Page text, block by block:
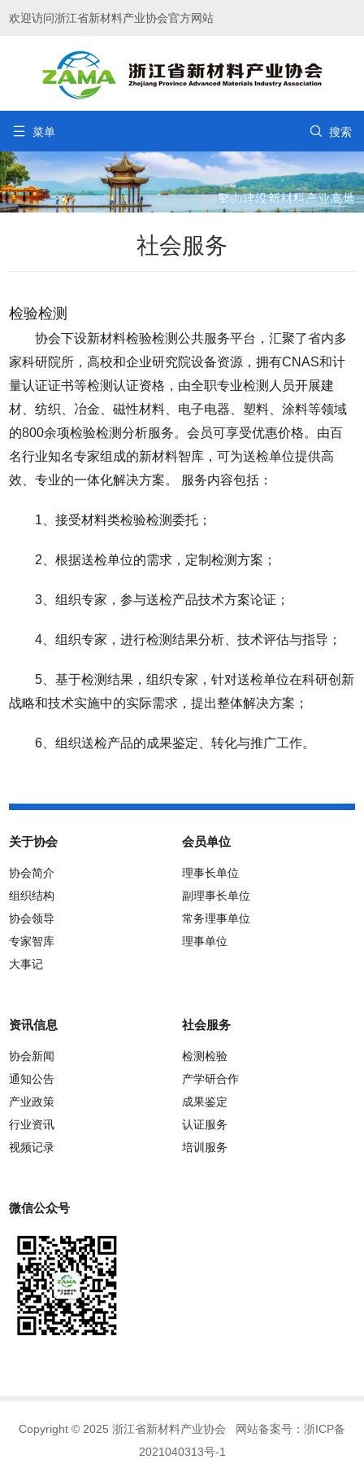
欢迎访问浙江省新材料产业协会官方网站
 菜单  搜索
社会服务
检验检测
协会下设新材料检验检测公共服务平台，汇聚了省内多
家科研院所，高校和企业研究院设备资源，拥有CNAS和计
量认证证书等检测认证资格，由全职专业检测人员开展建
材、纺织、冶金、磁性材料、电子电器、塑料、涂料等领域
的800余项检验检测分析服务。会员可享受优惠价格。由百
名行业知名专家组成的新材料智库，可为送检单位提供高
效、专业的一体化解决方案。 服务内容包括：
1、接受材料类检验检测委托；
2、根据送检单位的需求，定制检测方案；
3、组织专家，参与送检产品技术方案论证；
4、组织专家，进行检测结果分析、技术评估与指导；
5、基于检测结果，组织专家，针对送检单位在科研创新
战略和技术实施中的实际需求，提出整体解决方案；
6、组织送检产品的成果鉴定、转化与推广工作。
关于协会
协会简介
组织结构
协会领导
专家智库
大事记
会员单位
理事长单位
副理事长单位
常务理事单位
理事单位
资讯信息
协会新闻
通知公告
产业政策
行业资讯
视频记录
社会服务
检测检验
产学研合作
成果鉴定
认证服务
培训服务
微信公众号
Copyright © 2025 浙江省新材料产业协会 网站备案号： 浙ICP备
2021040313号-1